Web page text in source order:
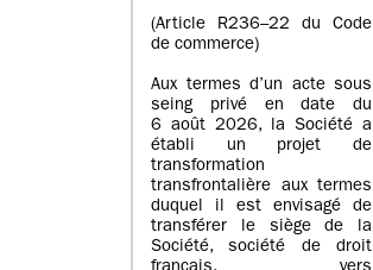
(Article R236–22 du Code
de commerce)
Aux termes d’un acte sous
seing privé en date du
6 août 2026, la Société a
établi un projet de
transformation
transfrontalière aux termes
duquel il est envisagé de
transférer le siège de la
Société, société de droit